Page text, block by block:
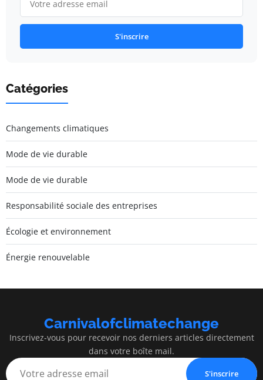
S'inscrire
Catégories
Changements climatiques
Mode de vie durable
Mode de vie durable
Responsabilité sociale des entreprises
Écologie et environnement
Énergie renouvelable
Carnivalofclimatechange
Inscrivez-vous pour recevoir nos derniers articles directement
dans votre boîte mail.
S'inscrire